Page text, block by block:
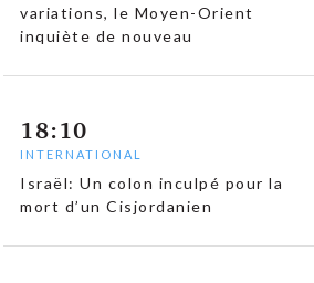
variations, le Moyen-Orient
inquiète de nouveau
18:10
INTERNATIONAL
Israël: Un colon inculpé pour la
mort d’un Cisjordanien